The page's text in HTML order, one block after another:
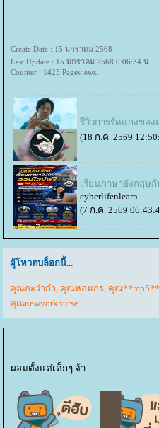
Create Date : 15 มกราคม 2568
Last Update : 15 มกราคม 2568 0:06:34 น.
Counter : 1425 Pageviews.
รีวิวการรัดแกงขอ
(18 ก.ค. 2569
เรียนภาษาอังกฤษกั
cyberlifenlearn
(7 ก.ค. 2569
ผู้โหวตบล็อกนี้...
คุณกะว่าก๋า, คุณหอมกร, คุณ**mp5**
คุณnewyorknurse
ผอมตั้งแต่เด็กๆ จ้า